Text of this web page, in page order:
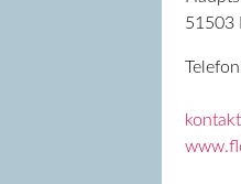
51503